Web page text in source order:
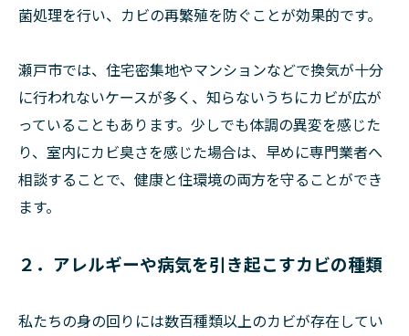
菌処理を行い、カビの再繁殖を防ぐことが効果的です。
瀬戸市では、住宅密集地やマンションなどで換気が十分
に行われないケースが多く、知らないうちにカビが広が
っていることもあります。少しでも体調の異変を感じた
り、室内にカビ臭さを感じた場合は、早めに専門業者へ
相談することで、健康と住環境の両方を守ることができ
ます。
２．アレルギーや病気を引き起こすカビの種類
私たちの身の回りには数百種類以上のカビが存在してい